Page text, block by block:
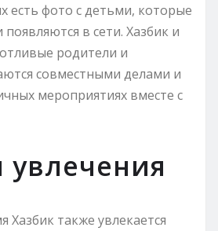
есть фото с детьми, которые
в сети. Хазбик и
родители и
совместными делами и
мероприятиях вместе с
Хазбик также увлекается